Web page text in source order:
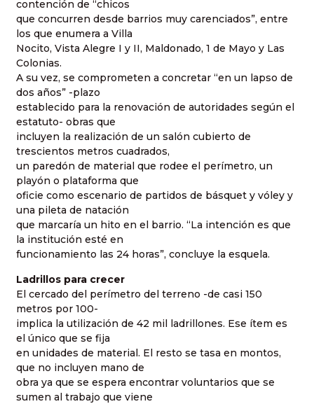
contención de “chicos
que concurren desde barrios muy carenciados”, entre
los que enumera a Villa
Nocito, Vista Alegre I y II, Maldonado, 1 de Mayo y Las
Colonias.
A su vez, se comprometen a concretar “en un lapso de
dos años” -plazo
establecido para la renovación de autoridades según el
estatuto- obras que
incluyen la realización de un salón cubierto de
trescientos metros cuadrados,
un paredón de material que rodee el perímetro, un
playón o plataforma que
oficie como escenario de partidos de básquet y vóley y
una pileta de natación
que marcaría un hito en el barrio. “La intención es que
la institución esté en
funcionamiento las 24 horas”, concluye la esquela.
Ladrillos para crecer
El cercado del perímetro del terreno -de casi 150
metros por 100-
implica la utilización de 42 mil ladrillones. Ese ítem es
el único que se fija
en unidades de material. El resto se tasa en montos,
que no incluyen mano de
obra ya que se espera encontrar voluntarios que se
sumen al trabajo que viene